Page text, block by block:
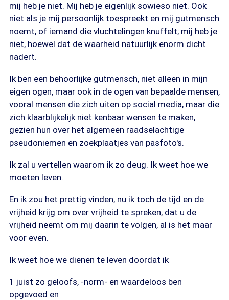
mij heb je niet. Mij heb je eigenlijk sowieso niet. Ook
niet als je mij persoonlijk toespreekt en mij gutmensch
noemt, of iemand die vluchtelingen knuffelt; mij heb je
niet, hoewel dat de waarheid natuurlijk enorm dicht
nadert.
Ik ben een behoorlijke gutmensch, niet alleen in mijn
eigen ogen, maar ook in de ogen van bepaalde mensen,
vooral mensen die zich uiten op social media, maar die
zich klaarblijkelijk niet kenbaar wensen te maken,
gezien hun over het algemeen raadselachtige
pseudoniemen en zoekplaatjes van pasfoto's.
Ik zal u vertellen waarom ik zo deug. Ik weet hoe we
moeten leven.
En ik zou het prettig vinden, nu ik toch de tijd en de
vrijheid krijg om over vrijheid te spreken, dat u de
vrijheid neemt om mij daarin te volgen, al is het maar
voor even.
Ik weet hoe we dienen te leven doordat ik
1 juist zo geloofs, -norm- en waardeloos ben
opgevoed en